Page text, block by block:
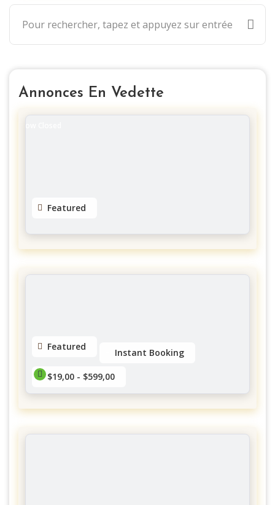
Annonces En Vedette
Featured
Dreads by Natty
Gloucester
Featured
Instant Booking
$19,00 - $599,00
Twish Mobile Spa
Forestglade Crescent, Ottawa, ON, Canada